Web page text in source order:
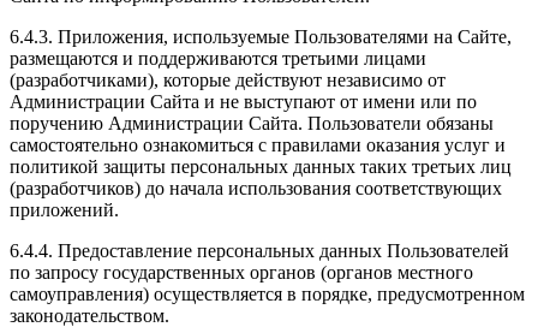
6.4.3. Приложения, используемые Пользователями на Сайте,
размещаются и поддерживаются третьими лицами
(разработчиками), которые действуют независимо от
Администрации Сайта и не выступают от имени или по
поручению Администрации Сайта. Пользователи обязаны
самостоятельно ознакомиться с правилами оказания услуг и
политикой защиты персональных данных таких третьих лиц
(разработчиков) до начала использования соответствующих
приложений.
6.4.4. Предоставление персональных данных Пользователей
по запросу государственных органов (органов местного
самоуправления) осуществляется в порядке, предусмотренном
законодательством.